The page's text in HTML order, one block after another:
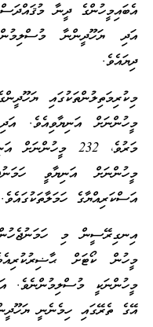
އެބައިމީހުންގެ ދީނާ
އަދި ޔަހޫދީންނާ
ދިޔައެވެ.
މަރުވެ، 232
މީހުންނަށް އަނިޔާވީ
އަސްކަރިއްޔާގެ ހަމަލާތަކުގައެވެ.
އިނގިރޭސީން މި
އޭގެ ތެރޭގައި ހިމެނެނީ